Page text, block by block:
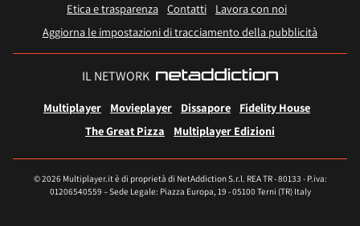
Etica e trasparenza Contatti
Lavora con noi
Aggiorna le impostazioni di tracciamento della pubblicità
IL NETWORK
Multiplayer Movieplayer Dissapore
Fidelity House
The Great Pizza
Multiplayer Edizioni
© 2026 Multiplayer.it è di proprietà di NetAddiction S.r.l. REA TR - 80133 - P.iva:
01206540559 – Sede Legale: Piazza Europa, 19 - 05100 Terni (TR) Italy